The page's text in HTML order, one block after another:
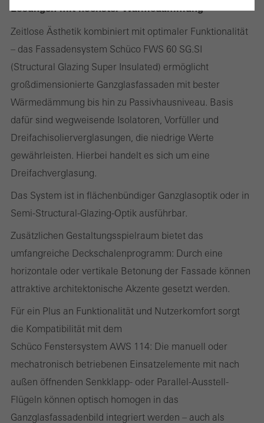
Lösungen mit höchster Wärmedämmung
Zeitlose Ästhetik kombiniert mit optimaler Funktionalität
– das Fassadensystem Schüco FWS 60 SG.SI
(Structural Glazing Super Insulated) ermöglicht
großdimensionierte Ganzglasfassaden mit bester
Wärmedämmung bis hin zu Passivhausniveau. Basis
dafür sind wegweisende Isolatoren, Vorfüller und
Dreifachisolierverglasungen, die niedrige Werte
gewährleisten. Hierbei handelt es sich um eine
Dreifachverglasung.
Das System ist in flächenbündiger Ganzglasoptik oder in
Semi-Structural-Glazing-Optik ausführbar.
Zusätzlichen Gestaltungsspielraum bietet das
umfangreiche Deckschalenprogramm: Durch eine
horizontale oder vertikale Betonung der Fassade können
attraktive architektonische Akzente gesetzt werden.
Für ein Plus an Funktionalität und Nutzerkomfort sorgt
die Kompatibilität mit dem
Schüco Fenstersystem AWS 114: Die manuell oder
mechatronisch betriebenen Einsatzelemente mit nach
außen öffnenden Senkklapp- oder Parallel-Ausstell-
Flügeln können optisch homogen in das
Ganzglasfassadenbild integriert werden – auch als
Technisch notwendige Cookies sind erforderlich, damit Schüco
Webseiten einwandfrei funktionieren und können nicht deaktiviert
werden. Ohne diese Cookies können bestimmte Teile der
Webseiten oder gewünschte Dienste nicht zur Verfügung gestellt
werden.
Statistik / Analyse Cookies
verwendet, die Nutzerfreundlichkeit der Webseite und damit das
Nutzererlebnis zu verbessern. Sie sammeln Informationen über
die Nutzungsweise der Webseite, Anzahl der Besuche,